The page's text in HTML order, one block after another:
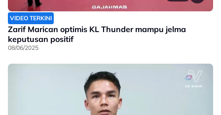
VIDEO TERKINI
Zarif Marican optimis KL Thunder mampu jelma
keputusan positif
08/06/2025